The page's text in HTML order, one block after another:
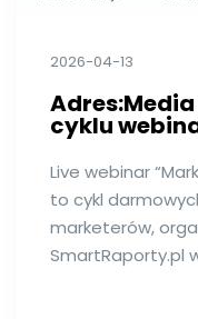
2026-04-13
cyklu
Live webinar
to cykl
marketerów,
SmartRaporty.pl